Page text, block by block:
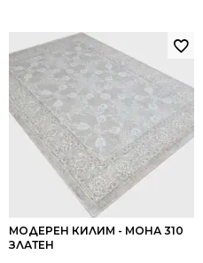
МОДЕРЕН КИЛИМ - МОНА 310
ЗЛАТЕН